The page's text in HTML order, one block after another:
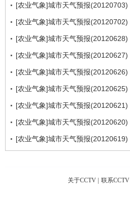
[农业气象]城市天气预报(20120703)
[农业气象]城市天气预报(20120702)
[农业气象]城市天气预报(20120628)
[农业气象]城市天气预报(20120627)
[农业气象]城市天气预报(20120626)
[农业气象]城市天气预报(20120625)
[农业气象]城市天气预报(20120621)
[农业气象]城市天气预报(20120620)
[农业气象]城市天气预报(20120619)
关于CCTV | 联系CCTV